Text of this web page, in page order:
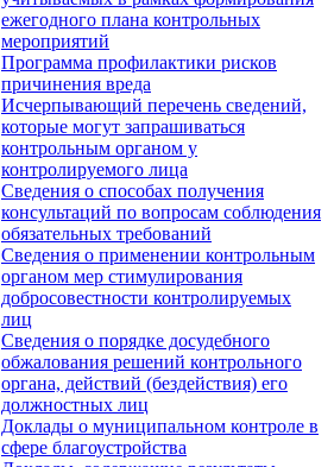
ежегодного плана контрольных
мероприятий
Программа профилактики рисков
причинения вреда
Исчерпывающий перечень сведений,
которые могут запрашиваться
контрольным органом у
контролируемого лица
Сведения о способах получения
консультаций по вопросам соблюдения
обязательных требований
Сведения о применении контрольным
органом мер стимулирования
добросовестности контролируемых
лиц
Сведения о порядке досудебного
обжалования решений контрольного
органа, действий (бездействия) его
должностных лиц
Доклады о муниципальном контроле в
сфере благоустройства